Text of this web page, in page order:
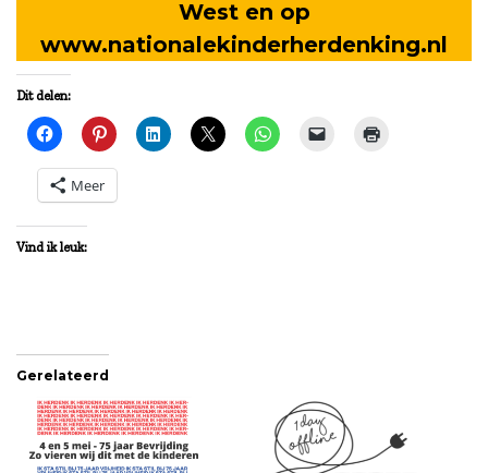
West en op
www.nationalekinderherdenking.nl
Dit delen:
Meer
Vind ik leuk:
Gerelateerd